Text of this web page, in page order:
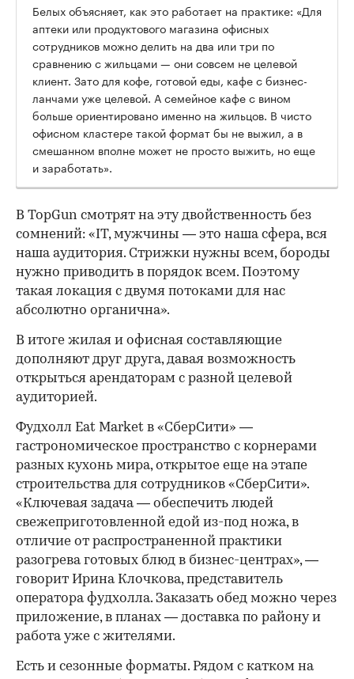
Белых объясняет, как это работает на практике: «Для
аптеки или продуктового магазина офисных
сотрудников можно делить на два или три по
сравнению с жильцами — они совсем не целевой
клиент. Зато для кофе, готовой еды, кафе с бизнес-
ланчами уже целевой. А семейное кафе с вином
больше ориентировано именно на жильцов. В чисто
офисном кластере такой формат бы не выжил, а в
смешанном вполне может не просто выжить, но еще
и заработать».
В TopGun смотрят на эту двойственность без
сомнений: «IT, мужчины — это наша сфера, вся
наша аудитория. Стрижки нужны всем, бороды
нужно приводить в порядок всем. Поэтому
такая локация с двумя потоками для нас
абсолютно органична».
В итоге жилая и офисная составляющие
дополняют друг друга, давая возможность
открыться арендаторам с разной целевой
аудиторией.
Фудхолл Eat Market в «СберСити» —
гастрономическое пространство с корнерами
разных кухонь мира, открытое еще на этапе
строительства для сотрудников «СберСити».
«Ключевая задача — обеспечить людей
свежеприготовленной едой из-под ножа, в
отличие от распространенной практики
разогрева готовых блюд в бизнес-центрах», —
говорит Ирина Клочкова, представитель
оператора фудхолла. Заказать обед можно через
приложение, в планах — доставка по району и
работа уже с жителями.
Есть и сезонные форматы. Рядом с катком на